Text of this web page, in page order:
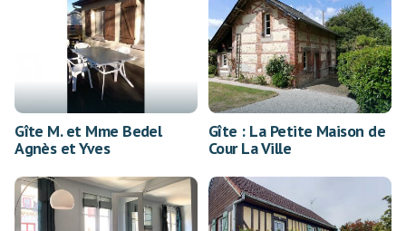
Gîte M. et Mme Bedel
Agnès et Yves
Gîte : La Petite Maison de
Cour La Ville